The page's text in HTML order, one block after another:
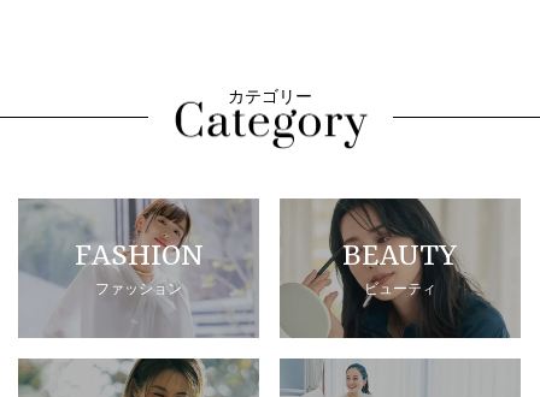
カテゴリー
FASHION
ファッション
BEAUTY
ビューティ